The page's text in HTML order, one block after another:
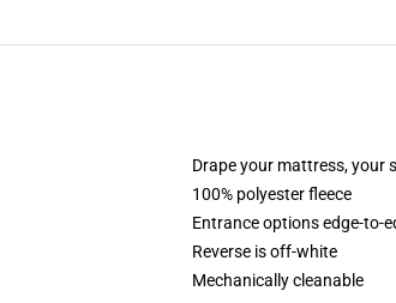
Drape your mattress, your
100% polyester fleece
Entrance options edge-to-
Reverse is off-white
Mechanically cleanable